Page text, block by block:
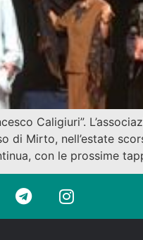
Caligiuri”.
Mirto, nell’estate
con le prossime